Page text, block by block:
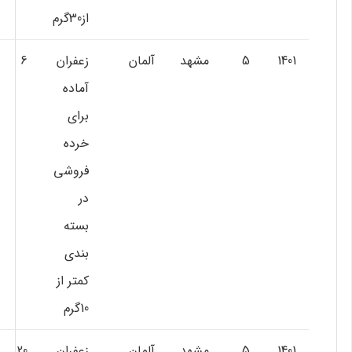
از30گرم
1401
5 مشهد آلمان
زعفران
آماده
براي
خرده
فروشي
در
بسته
بندي
كمتر از
10گرم
6